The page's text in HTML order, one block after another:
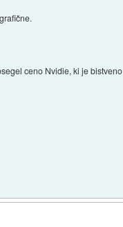
ceno Nvidie, ki je bistveno